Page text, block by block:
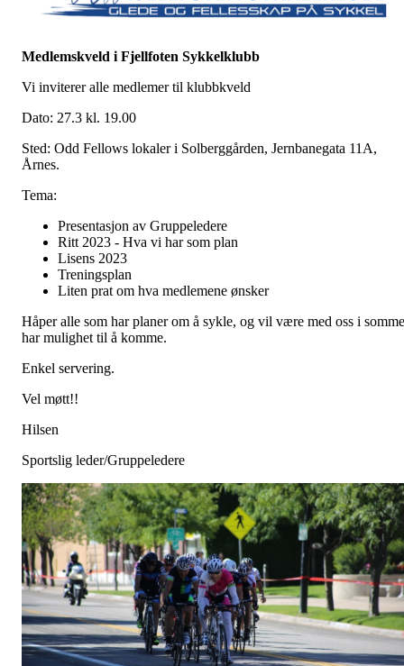
Medlemskveld i Fjellfoten Sykkelklubb
Vi inviterer alle medlemer til klubbkveld
Dato: 27.3 kl. 19.00
Sted: Odd Fellows lokaler i Solberggården, Jernbanegata 11A,
Årnes.
Tema:
Presentasjon av Gruppeledere
Ritt 2023 - Hva vi har som plan
Lisens 2023
Treningsplan
Liten prat om hva medlemene ønsker
Håper alle som har planer om å sykle, og vil være med oss i
har mulighet til å komme.
Enkel servering.
Vel møtt!!
Hilsen
Sportslig leder/Gruppeledere